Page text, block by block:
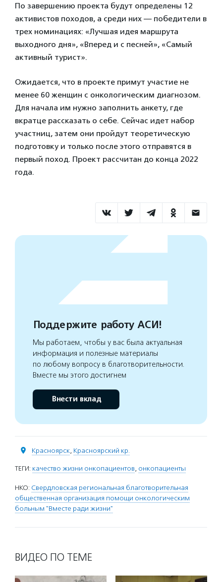
По завершению проекта будут определены 12
активистов походов, а среди них — победители в
трех номинациях: «Лучшая идея маршрута
выходного дня», «Вперед и с песней», «Самый
активный турист».
Ожидается, что в проекте примут участие не
менее 60 женщин с онкологическим диагнозом.
Для начала им нужно заполнить анкету, где
вкратце рассказать о себе. Сейчас идет набор
участниц, затем они пройдут теоретическую
подготовку и только после этого отправятся в
первый поход. Проект рассчитан до конца 2022
года.
Поддержите работу АСИ!
Мы работаем, чтобы у вас была актуальная
информация и полезные материалы
по любому вопросу в благотворительности.
Вместе мы этого достигнем
Внести вклад
Красноярск, Красноярский кр.
ТЕГИ: качество жизни онкопациентов, онкопациенты
НКО: Свердловская региональная благотворительная
общественная организация помощи онкологическим
больным "Вместе ради жизни"
ВИДЕО ПО ТЕМЕ